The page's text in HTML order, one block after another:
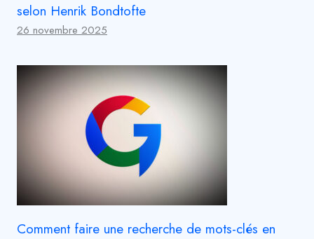
selon Henrik Bondtofte
26 novembre 2025
Comment faire une recherche de mots-clés en